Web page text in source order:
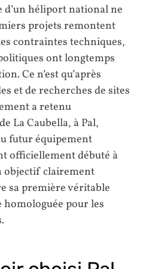
d’un héliport national ne
projets remontent
contraintes techniques,
ont longtemps
Ce n’est qu’après
et de recherches de sites
a retenu
La Caubella, à Pal,
futur équipement
officiellement débuté à
objectif clairement
sa première véritable
pour les